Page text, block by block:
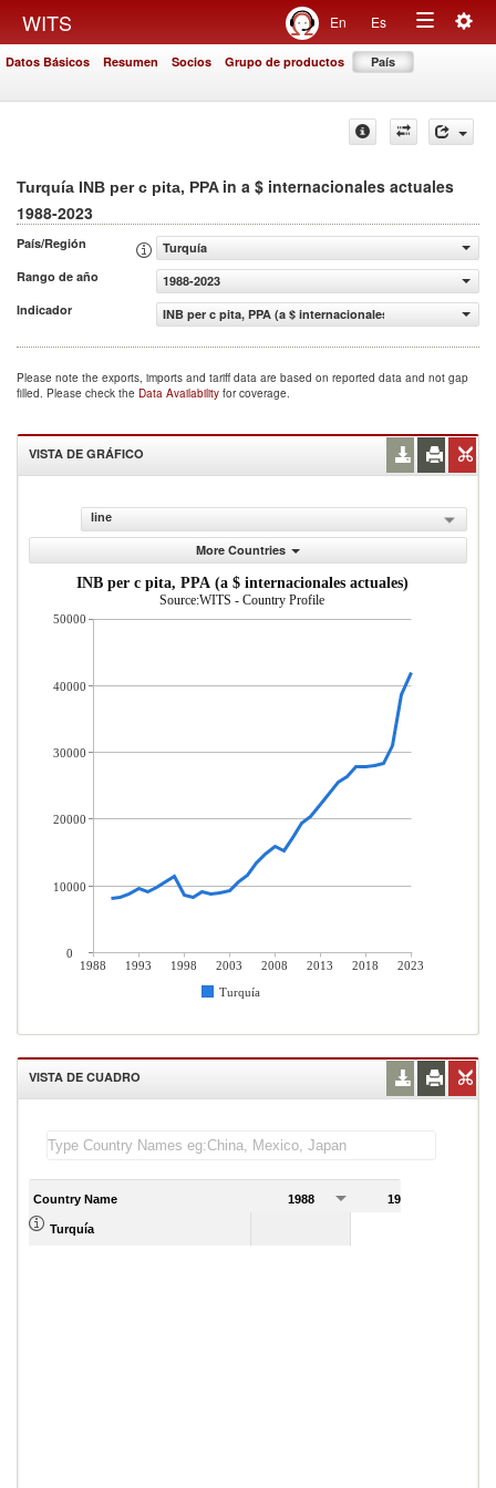
WITS En Es
Toggle
Datos Básicos Resumen Socios Grupo de productos País
Turquía INB per c pita, PPA in a $ internacionales actuales
1988-2023
País/Región
Turquía
Rango de año
1988-2023
Indicador
INB per c pita, PPA (a $ internacionales actuales)
Please note the exports, imports and tariff data are based on reported data and not gap
filled. Please check the Data Availability for coverage.
VISTA DE GRÁFICO
line
More Countries
INB per c pita, PPA (a $ internacionales actuales)
Source:WITS - Country Profile
1988 1993 1998 2003 2008 2013 2018
2023
Turquía
50000
40000
30000
20000
10000
0
VISTA DE CUADRO
Country Name 1988 1989
Turquía